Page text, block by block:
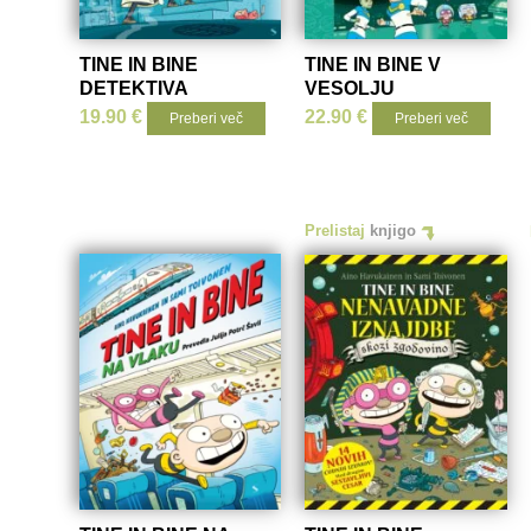
TINE IN BINE
DETEKTIVA
19.90€ Preberi več
TINE IN BINE V
VESOLJU
22.90 € Preberi več
Prelistaj knjigo